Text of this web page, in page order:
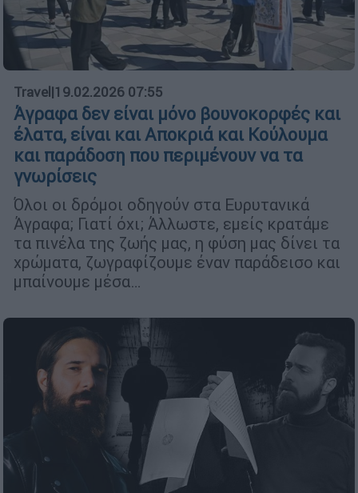
Travel|19.02.2026 07:55
Άγραφα δεν είναι μόνο βουνοκορφές και
έλατα, είναι και Αποκριά και Κούλουμα
και παράδοση που περιμένουν να τα
γνωρίσεις
Όλοι οι δρόμοι οδηγούν στα Ευρυτανικά
Άγραφα; Γιατί όχι; Άλλωστε, εμείς κρατάμε
τα πινέλα της ζωής μας, η φύση μας δίνει τα
χρώματα, ζωγραφίζουμε έναν παράδεισο και
μπαίνουμε μέσα…